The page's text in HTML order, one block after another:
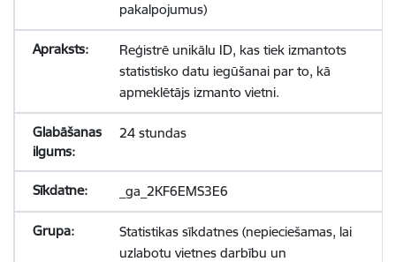
pakalpojumus)
Reģistrē unikālu ID, kas tiek izmantots
statistisko datu iegūšanai par to, kā
apmeklētājs izmanto vietni.
24 stundas
_ga_2KF6EMS3E6
Statistikas sīkdatnes (nepieciešamas, lai
uzlabotu vietnes darbību un